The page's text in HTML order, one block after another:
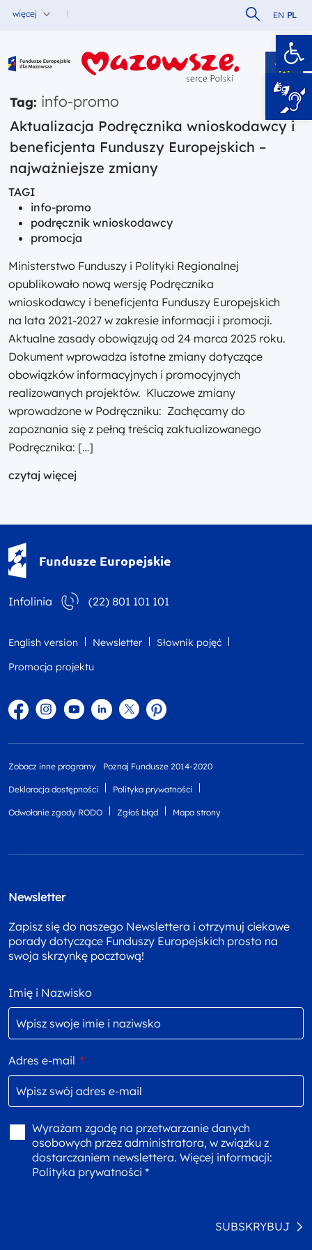
więcej Szukaj w
EN PL
Fundusze Europejskie dla Mazowsza
Tag: info-promo
Aktualizacja Podręcznika wnioskodawcy i
beneficjenta Funduszy Europejskich –
najważniejsze zmiany
TAGI
info-promo
podręcznik wnioskodawcy
promocja
Ministerstwo Funduszy i Polityki Regionalnej
opublikowało nową wersję Podręcznika
wnioskodawcy i beneficjenta Funduszy Europejskich
na lata 2021-2027 w zakresie informacji i promocji.
Aktualne zasady obowiązują od 24 marca 2025 roku.
Dokument wprowadza istotne zmiany dotyczące
obowiązków informacyjnych i promocyjnych
realizowanych projektów. Kluczowe zmiany
wprowadzone w Podręczniku: Zachęcamy do
zapoznania się z pełną treścią zaktualizowanego
Podręcznika: […]
czytaj więcej
Fundusze Europejskie
Infolinia (22) 801 101 101
English version Newsletter
Słownik pojęć
Promocja projektu
FacebookInstagram
YouTubeLinkedintwitterPinterest
Zobacz inne programy Poznaj Fundusze 2014-2020
Deklaracja dostępności Polityka prywatności
Odwołanie zgody RODO Zgłoś błąd Mapa strony
Newsletter
Zapisz się do naszego Newslettera i otrzymuj ciekawe
porady dotyczące Funduszy Europejskich prosto na
swoja skrzynkę pocztową!
Imię i Nazwisko
Adres e-mail *
Wyrażam zgodę na przetwarzanie danych
osobowych przez administratora, w związku z
dostarczaniem newslettera. Więcej informacji:
Polityka prywatności *
SUBSKRYBUJ